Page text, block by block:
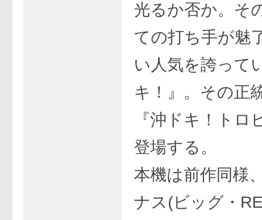
光るか否か。そ
ての打ち手が魅
い人気を誇って
キ！』。その正
『沖ドキ！トロ
登場する。
本機は前作同様
ナス(ビッグ・